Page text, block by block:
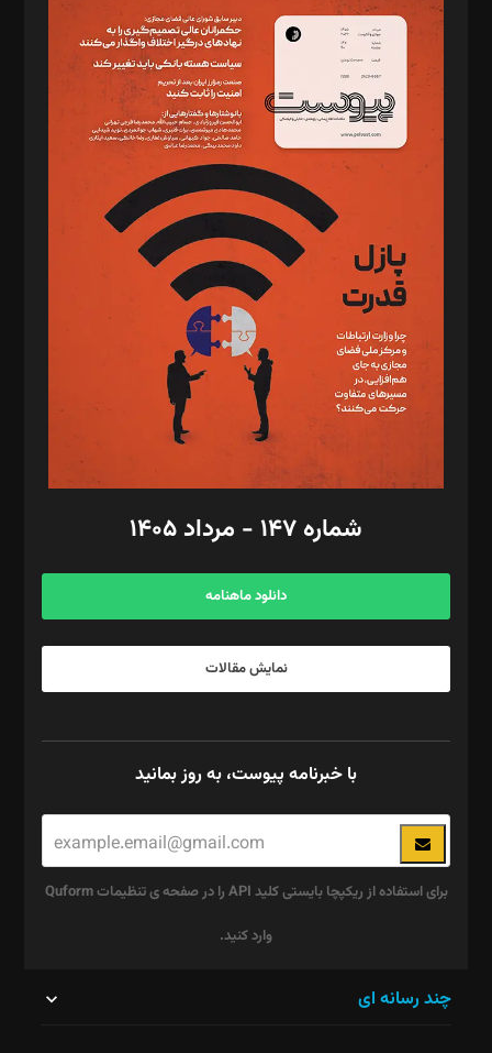
سردبیر: مهرک محمودی
دبیر تحریریه: میثم قاسمی
د‌بیر ناداستان: سمانه سمیع
د‌بیر خدمت و تجارت: ابوالفضل رجبی
د‌بیر حقوق فناوری: حسام‌الدین ایپکچی
د‌بیر پیوست جهان: مینا پاکدل
د‌بیر تحریریه آنلاین: بابک نقاش
تحریریه‌: مجتبی محمود‌ی، آرش برهمند، یسنا امان‌پور، سروش کرمیان،
مصطفی مسجدی آرانی، ابوالفضل رجبی، زهرا فکرانه، فائزه فتحی
رستمی،مصطفی باستان
ویرایش: نگار استاد‌‌آقا
طراح یونیفرم: مجید توکلی
فیلمبرداری و عکاسی: امیر شفیعی، مانی لطفی زاده
گرافیک و صفحه‌آرایی: سید‌سبحان‌علی ثابت
مد‌یر توسعه تجاری: کامبیز برید‌
امور مالی: شاپور رهبری، محمد‌ کاظمی‌نیا
آگهی و مشترکین: ۰۹۱۹۹۹۹۰۴۵۴
شماره ۱۴۷ - مرداد ۱۴۰۵
دانلود ماهنامه
نمایش مقالات
با خبرنامه پیوست، به روز بمانید
برای استفاده از ریکپچا بایستی کلید API را در صفحه ی تنظیمات Quform
وارد کنید.
چند رسانه ای